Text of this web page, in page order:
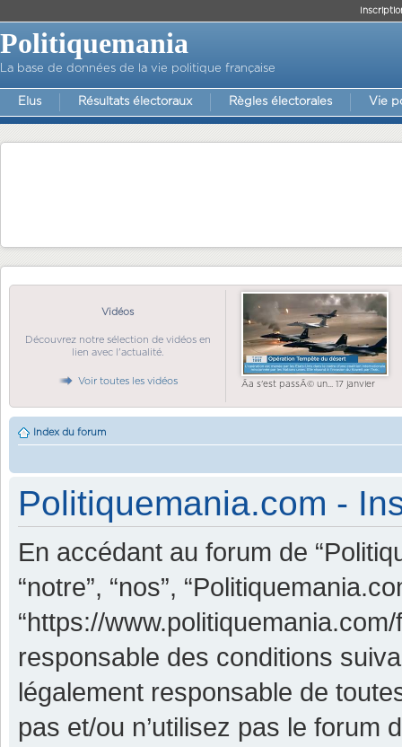
Politiquemania
La base de données de la vie politique française
Elus Résultats électoraux Règles électorales Vie
Vidéos
Découvrez notre sélection de vidéos en
lien avec l'actualité.
Voir toutes les vidéos Ãa s'est passÃ© un... 17 janvier
Index du forum
Politiquemania.com -
En accédant au forum de
“notre”, “nos”,
“https://
responsable des conditions
légalement responsable de
pas et/ou n’utilisez pas le forum